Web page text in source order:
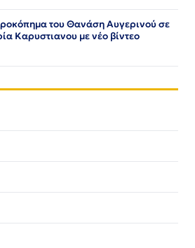
του Θανάση Αυγερινού σε
Καρυστιανου με νέο βίντεο